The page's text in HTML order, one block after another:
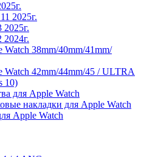
2025г.
38mm/40mm/41mm/
42mm/44mm/45 / ULTRA
10)
для Apple Watch
накладки для Apple Watch
Apple Watch